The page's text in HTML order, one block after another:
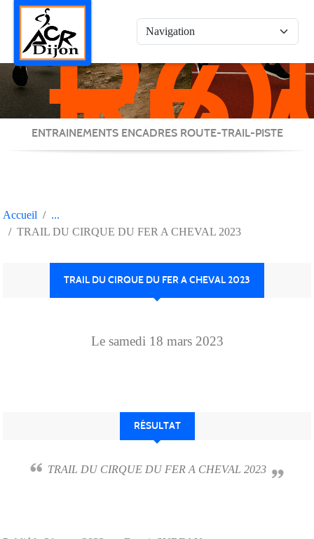
/
/
ENTRAINEMENTS ENCADRES ROUTE-TRAIL-PISTE
Accueil
TRAIL DU CIRQUE DU FER A CHEVAL 2023
TRAIL DU CIRQUE DU FER A CHEVAL 2023
Le samedi 18 mars 2023
RÉSULTAT
TRAIL DU CIRQUE DU FER A CHEVAL 2023
Panneau de gestion des cookies